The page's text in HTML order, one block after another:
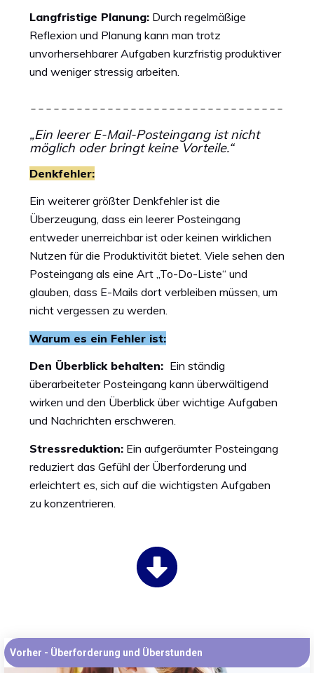
Langfristige Planung: Durch regelmäßige
Reflexion und Planung kann man trotz
unvorhersehbarer Aufgaben kurzfristig produktiver
und weniger stressig arbeiten.
„Ein leerer E-Mail-Posteingang ist nicht
möglich oder bringt keine Vorteile.“
Denkfehler:
Ein weiterer größter Denkfehler ist die
Überzeugung, dass ein leerer Posteingang
entweder unerreichbar ist oder keinen wirklichen
Nutzen für die Produktivität bietet. Viele sehen den
Posteingang als eine Art „To-Do-Liste“ und
glauben, dass E-Mails dort verbleiben müssen, um
nicht vergessen zu werden.
Warum es ein Fehler ist:
Den Überblick behalten: Ein ständig
überarbeiteter Posteingang kann überwältigend
wirken und den Überblick über wichtige Aufgaben
und Nachrichten erschweren.
Stressreduktion: Ein aufgeräumter Posteingang
reduziert das Gefühl der Überforderung und
erleichtert es, sich auf die wichtigsten Aufgaben
zu konzentrieren.
Vorher - Überforderung und Überstunden